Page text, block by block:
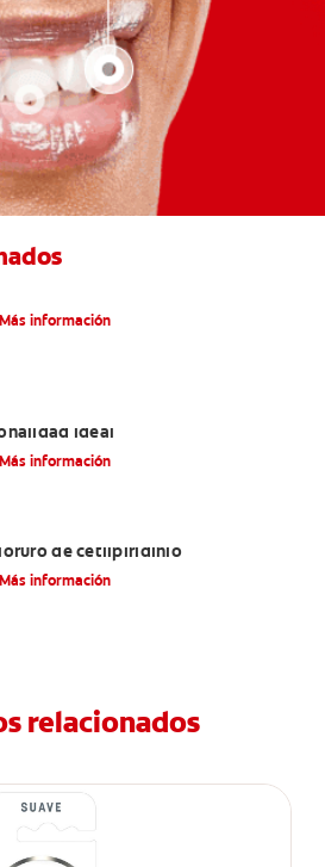
Más información
ideal
Más información
de cetilpiridinio
Más información
relacionados